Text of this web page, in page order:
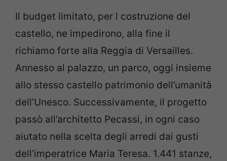
Il budget limitato, per l costruzione del
castello, ne impedirono, alla fine il
richiamo forte alla Reggia di Versailles.
Annesso al palazzo, un parco, oggi insieme
allo stesso castello patrimonio dell’umanità
dell’Unesco. Successivamente, il progetto
passò all’architetto Pecassi, in ogni caso
aiutato nella scelta degli arredi dai gusti
dell’imperatrice Maria Teresa. 1.441 stanze,